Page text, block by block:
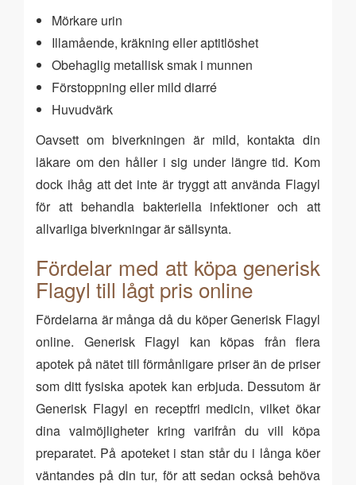
Mörkare urin
Illamående, kräkning eller aptitlöshet
Obehaglig metallisk smak i munnen
Förstoppning eller mild diarré
Huvudvärk
Oavsett om biverkningen är mild, kontakta din
läkare om den håller i sig under längre tid. Kom
dock ihåg att det inte är tryggt att använda Flagyl
för att behandla bakteriella infektioner och att
allvarliga biverkningar är sällsynta.
Fördelar med att köpa generisk
Flagyl till lågt pris online
Fördelarna är många då du köper Generisk Flagyl
online. Generisk Flagyl kan köpas från flera
apotek på nätet till förmånligare priser än de priser
som ditt fysiska apotek kan erbjuda. Dessutom är
Generisk Flagyl en receptfri medicin, vilket ökar
dina valmöjligheter kring varifrån du vill köpa
preparatet. På apoteket i stan står du i långa köer
väntandes på din tur, för att sedan också behöva